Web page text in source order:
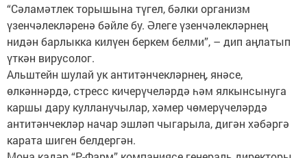
“Сәламәтлек торышына түгел, бәлки организм
үзенчәлекләренә бәйле бу. Әлеге үзенчәлекләрнең
нидән барлыкка килүен беркем белми”, – дип аңлатып
үткән вирусолог.
Альштейн шулай ук антитәнчекләрнең, янәсе,
өлкәннәрдә, стресс кичерүчеләрдә һәм ялкынсынуга
каршы дару кулланучылар, хәмер чөмерүчеләрдә
антитәнчекләр начар эшләп чыгарыла, дигән хәбәргә
карата шиген белдергән.